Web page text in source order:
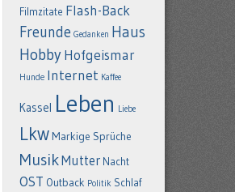
Filmzitate Flash-Back
Freunde Gedanken Haus
HobbyHofgeismar
Hunde Internet Kaffee
Kassel Leben Liebe
LkwMarkige Sprüche
MusikMutter Nacht
OST Outback Politik Schlaf